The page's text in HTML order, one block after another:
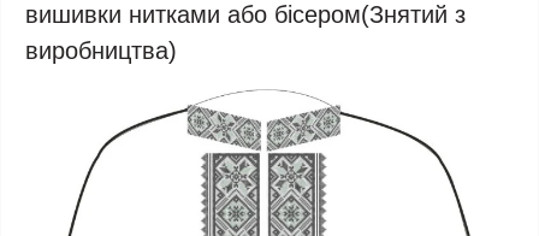
вишивки нитками або бісером(Знятий з
виробництва)